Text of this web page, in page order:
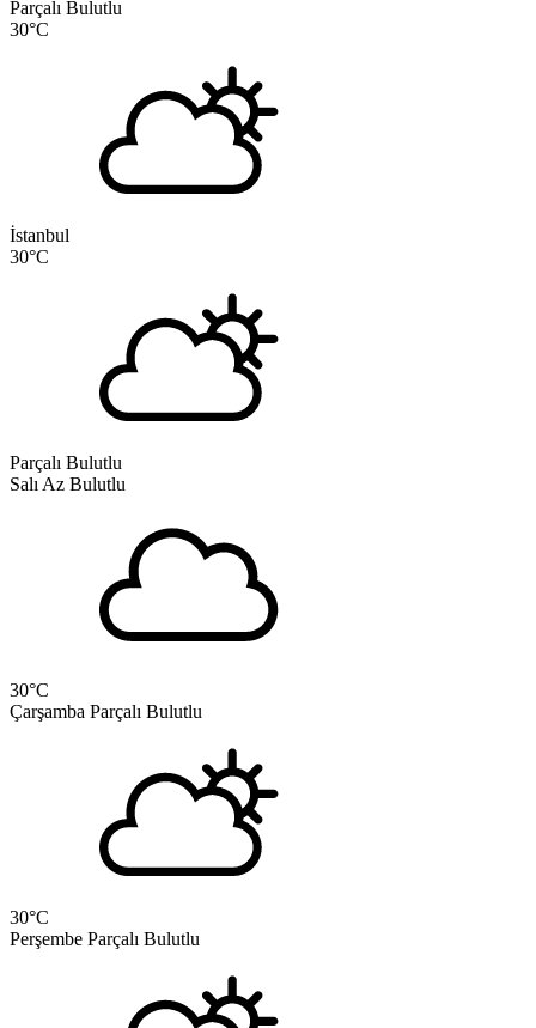
Parçalı Bulutlu
30°C
İstanbul
30°C
Parçalı Bulutlu
Salı Az Bulutlu
30°C
Çarşamba Parçalı Bulutlu
30°C
Perşembe Parçalı Bulutlu